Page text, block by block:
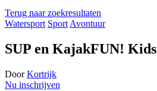
Terug naar zoekresultaten
Watersport Sport Avontuur
SUP en KajakFUN! Kids
Door Kortrijk
Nu inschrijven